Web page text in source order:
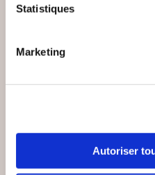
Statistiques
Marketing
Autoriser